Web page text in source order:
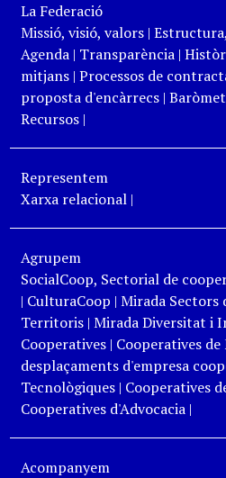
La Federació
Missió, visió, valors|
Agenda | Transparència|
mitjans| Processos de
proposta d'encàrrecs|
Recursos|
Representem
Xarxa relacional|
Agrupem
SocialCoop, Sectorial de
| CulturaCoop | Mirada
Territoris| Mirada Diversitat i
Cooperatives| Cooperatives
desplaçaments d'empresa
Tecnològiques| Cooperatives
Cooperatives d'Advocacia|
Acompanyem